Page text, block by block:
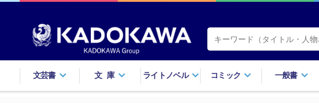
文芸書 文庫 ライトノベル コミック 一般書